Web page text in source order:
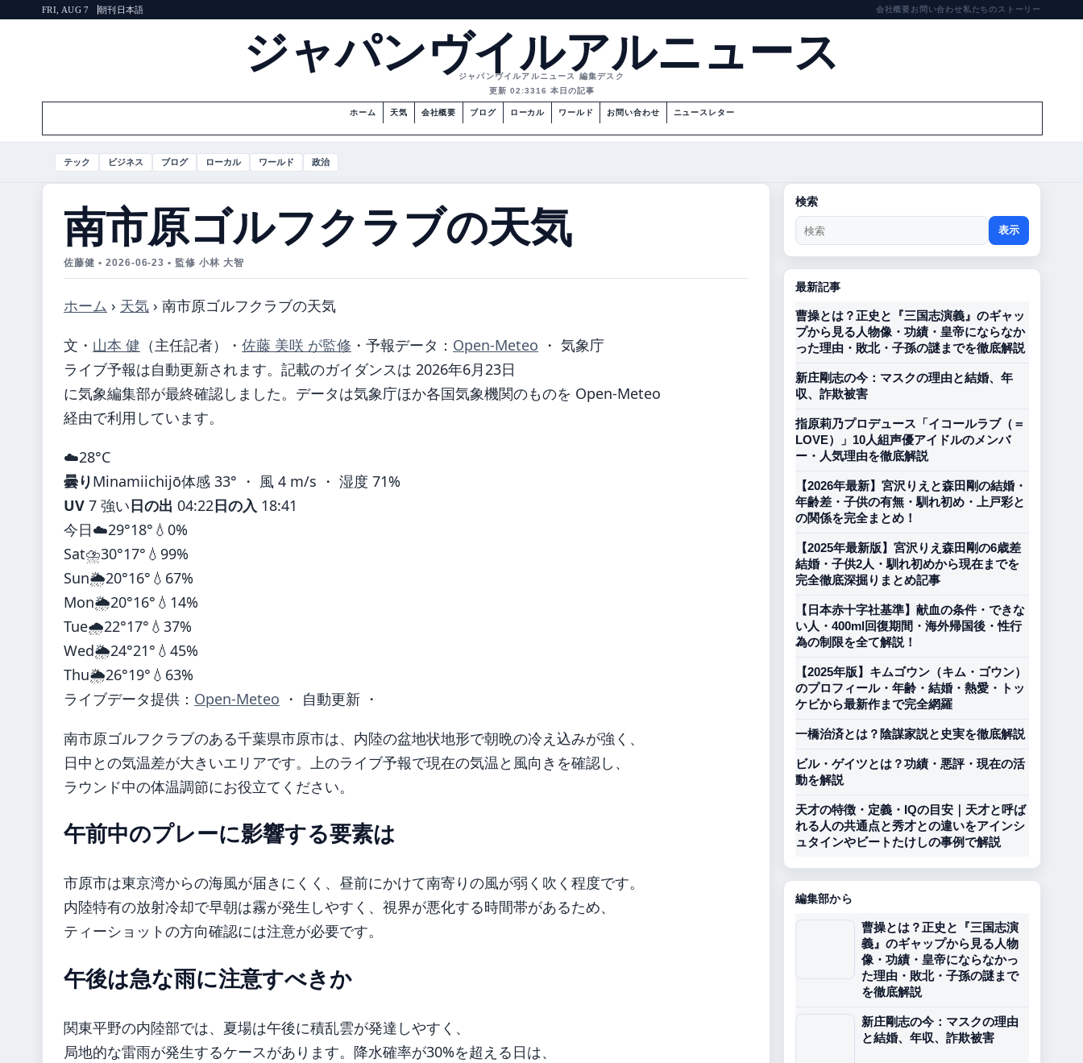
FRI, AUG 7 朝刊 日本語 会社概要お問い合わせ私たちのストーリー
ジャパンヴイルアルニュース
ジャパンヴイルアルニュース 編集デスク
更新 02:3316 本日の記事
ホーム 天気 会社概要 ブログ ローカル ワールド お問い合わせ ニュースレター
テック ビジネス ブログ ローカル ワールド 政治
南市原ゴルフクラブの天気
佐藤健 • 2026-06-23 • 監修 小林 大智
ホーム › 天気 › 南市原ゴルフクラブの天気
文・ 山本 健 （主任記者） ・ 佐藤 美咲 が監修 ・ 予報データ： Open-Meteo ・ 気象庁
ライブ予報は自動更新されます。記載のガイダンスは 2026年6月23日
に気象編集部が最終確認しました。データは気象庁ほか各国気象機関のものを Open-Meteo
経由で利用しています。
☁️28°C
曇りMinamiichijō体感 33° ・ 風 4 m/s ・ 湿度 71%
UV 7 強い日の出 04:22日の入 18:41
今日☁️29°18° 💧0%
Sat⛈️30°17° 💧99%
Sun🌦️20°16° 💧67%
Mon🌦️20°16° 💧14%
Tue🌧️22°17° 💧37%
Wed🌦️24°21° 💧45%
Thu🌦️26°19° 💧63%
ライブデータ提供： Open-Meteo ・ 自動更新 ・
南市原ゴルフクラブのある千葉県市原市は、内陸の盆地状地形で朝晩の冷え込みが強く、
日中との気温差が大きいエリアです。上のライブ予報で現在の気温と風向きを確認し、
ラウンド中の体温調節にお役立てください。
午前中のプレーに影響する要素は
市原市は東京湾からの海風が届きにくく、昼前にかけて南寄りの風が弱く吹く程度です。
内陸特有の放射冷却で早朝は霧が発生しやすく、視界が悪化する時間帯があるため、
ティーショットの方向確認には注意が必要です。
午後は急な雨に注意すべきか
関東平野の内陸部では、夏場は午後に積乱雲が発達しやすく、
局地的な雷雨が発生するケースがあります。降水確率が30%を超える日は、
検索
表示
最新記事
曹操とは？正史と『三国志演義』のギャッ
プから見る人物像・功績・皇帝にならなか
った理由・敗北・子孫の謎までを徹底解説
新庄剛志の今：マスクの理由と結婚、年
収、詐欺被害
指原莉乃プロデュース「イコールラブ（＝
LOVE）」10人組声優アイドルのメンバ
ー・人気理由を徹底解説
【2026年最新】宮沢りえと森田剛の結婚・
年齢差・子供の有無・馴れ初め・上戸彩と
の関係を完全まとめ！
【2025年最新版】宮沢りえ森田剛の6歳差
結婚・子供2人・馴れ初めから現在までを
完全徹底深掘りまとめ記事
【日本赤十字社基準】献血の条件・できな
い人・400ml回復期間・海外帰国後・性行
為の制限を全て解説！
【2025年版】キムゴウン（キム・ゴウン）
のプロフィール・年齢・結婚・熱愛・トッ
ケビから最新作まで完全網羅
一橋治済とは？陰謀家説と史実を徹底解説
ビル・ゲイツとは？功績・悪評・現在の活
動を解説
天才の特徴・定義・IQの目安｜天才と呼ば
れる人の共通点と秀才との違いをアインシ
ュタインやビートたけしの事例で解説
編集部から
曹操とは？正史と『三国志演
義』のギャップから見る人物
像・功績・皇帝にならなかっ
た理由・敗北・子孫の謎まで
を徹底解説
新庄剛志の今：マスクの理由
と結婚、年収、詐欺被害